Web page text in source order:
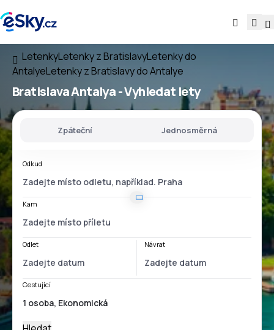
LetenkyLetenky z BratislavyLetenky do
AntalyeLetenky z Bratislavy do Antalye
Bratislava Antalya- Vyhledat lety
Zpáteční Jednosměrná
Odkud
Kam
Odlet Návrat
Cestující